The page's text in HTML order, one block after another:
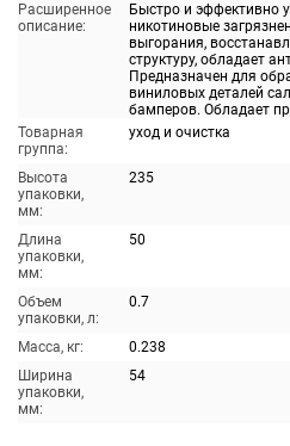
Расширенное
описание:
Быстро и эффективно
никотиновые
выгорания,
структуру, обладает
Предназначен для
виниловых деталей
бамперов. Обладает
Товарная
группа:
уход и очистка
Высота
упаковки,
мм:
235
Длина
упаковки,
мм:
50
Объем
упаковки, л:
0.7
Масса, кг:
0.238
Ширина
упаковки,
мм:
54